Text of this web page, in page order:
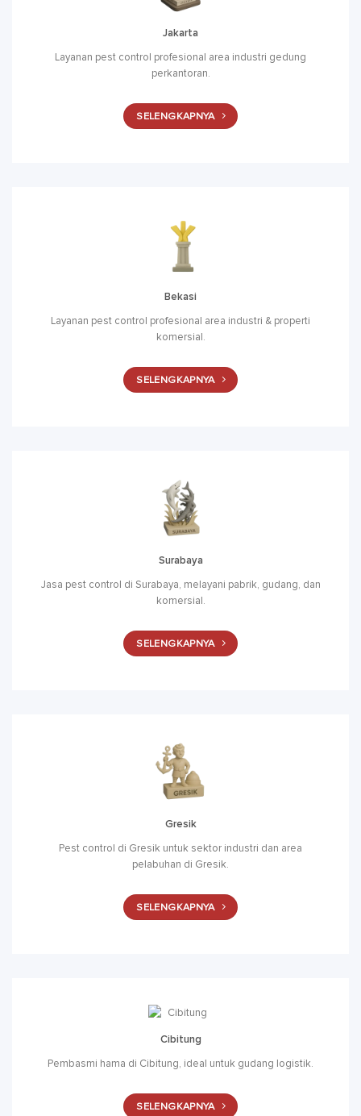
Jakarta
Layanan pest control profesional area industri gedung
perkantoran.
SELENGKAPNYA
Bekasi
Layanan pest control profesional area industri & properti
komersial.
SELENGKAPNYA
Surabaya
Jasa pest control di Surabaya, melayani pabrik, gudang, dan
komersial.
SELENGKAPNYA
Gresik
Pest control di Gresik untuk sektor industri dan area
pelabuhan di Gresik.
SELENGKAPNYA
Cibitung
Pembasmi hama di Cibitung, ideal untuk gudang logistik.
SELENGKAPNYA